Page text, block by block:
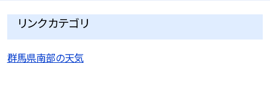
リンクカテゴリ
群馬県南部の天気